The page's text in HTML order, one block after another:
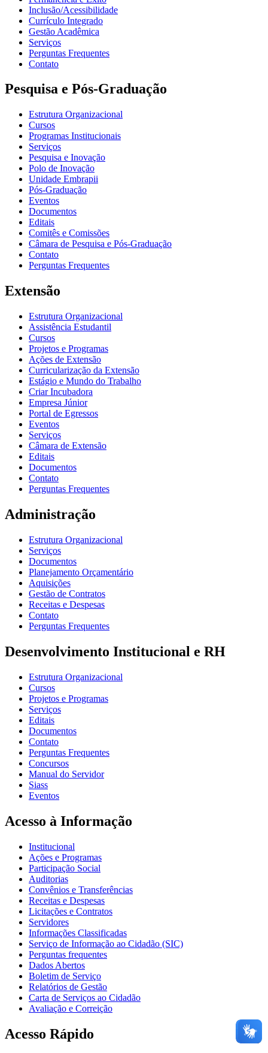
Inclusão/Acessibilidade
Currículo Integrado
Gestão Acadêmica
Serviços
Perguntas Frequentes
Contato
Pesquisa e Pós-Graduação
Estrutura Organizacional
Cursos
Programas Institucionais
Serviços
Pesquisa e Inovação
Polo de Inovação
Unidade Embrapii
Pós-Graduação
Eventos
Documentos
Editais
Comitês e Comissões
Câmara de Pesquisa e Pós-Graduação
Contato
Perguntas Frequentes
Extensão
Estrutura Organizacional
Assistência Estudantil
Cursos
Projetos e Programas
Ações de Extensão
Curricularização da Extensão
Estágio e Mundo do Trabalho
Criar Incubadora
Empresa Júnior
Portal de Egressos
Eventos
Serviços
Câmara de Extensão
Editais
Documentos
Contato
Perguntas Frequentes
Administração
Estrutura Organizacional
Serviços
Documentos
Planejamento Orçamentário
Aquisições
Gestão de Contratos
Receitas e Despesas
Contato
Perguntas Frequentes
Desenvolvimento Institucional e RH
Estrutura Organizacional
Cursos
Projetos e Programas
Serviços
Editais
Documentos
Contato
Perguntas Frequentes
Concursos
Manual do Servidor
Siass
Eventos
Acesso à Informação
Institucional
Ações e Programas
Participação Social
Auditorias
Convênios e Transferências
Receitas e Despesas
Licitações e Contratos
Servidores
Informações Classificadas
Serviço de Informação ao Cidadão (SIC)
Perguntas frequentes
Dados Abertos
Boletim de Serviço
Relatórios de Gestão
Carta de Serviços ao Cidadão
Avaliação e Correição
Acesso Rápido